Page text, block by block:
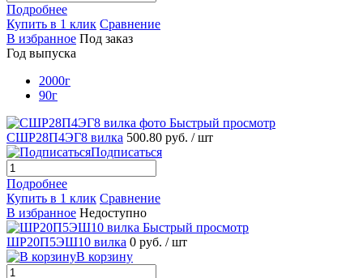
Подробнее
Купить в 1 клик Сравнение
В избранное Под заказ
Год выпуска
2000г
90г
Быстрый просмотр
СШР28П4ЭГ8 вилка 500.80 руб. / шт
Подписаться
Подробнее
Купить в 1 клик Сравнение
В избранное Недоступно
Быстрый просмотр
ШР20П5ЭШ10 вилка 0 руб. / шт
В корзину